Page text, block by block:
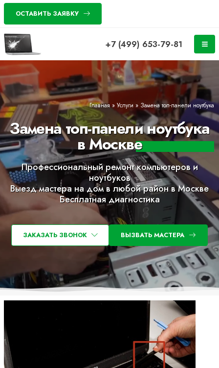
ОСТАВИТЬ ЗАЯВКУ
+7 (499) 653-79-81
Главная » Услуги » Замена топ-панели ноутбука
Замена топ-панели ноутбука
в Москве
Профессиональный ремонт компьютеров и
ноутбуков
Выезд мастера на дом в любой район в Москве
Бесплатная диагностика
ЗАКАЗАТЬ ЗВОНОК ВЫЗВАТЬ МАСТЕРА